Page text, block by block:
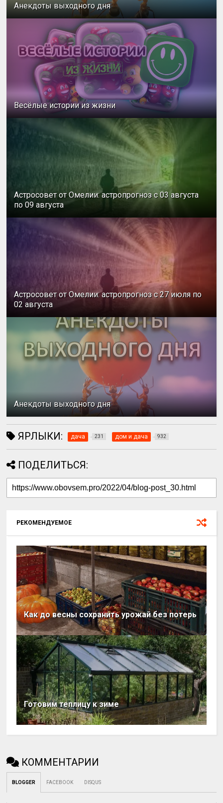
Анекдоты выходного дня
Весёлые истории из жизни
Астросовет от Омелии: астропрогноз с 03 августа
по 09 августа
Астросовет от Омелии: астропрогноз с 27 июля по
02 августа
Анекдоты выходного дня
ЯРЛЫКИ: дача 231 дом и дача 932
ПОДЕЛИТЬСЯ:
РЕКОМЕНДУЕМОЕ
Как до весны сохранить урожай без потерь
Готовим теплицу к зиме
КОММЕНТАРИИ
BLOGGER FACEBOOK DISQUS